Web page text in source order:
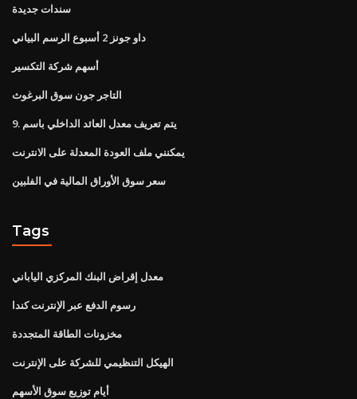
سندات جديدة
داو جونز 2 أسبوع الرسم البياني
أسهم شركة التكسير
التاجر جون سوق البرغوث
9. يتم تعريف معدل العائد الداخلي باسم
يمكنني ملف العودة المعدلة على الانترنت
سعر سوق الأوراق المالية في الفلبين
Tags
معدل إقراض البنك المركزي الياباني
رسوم الدفع عبر الإنترنت كندا
مخزونات الطاقة المتجددة
الهيكل التنظيمي للشركة على الإنترنت
أيام توزيع سوق الأسهم